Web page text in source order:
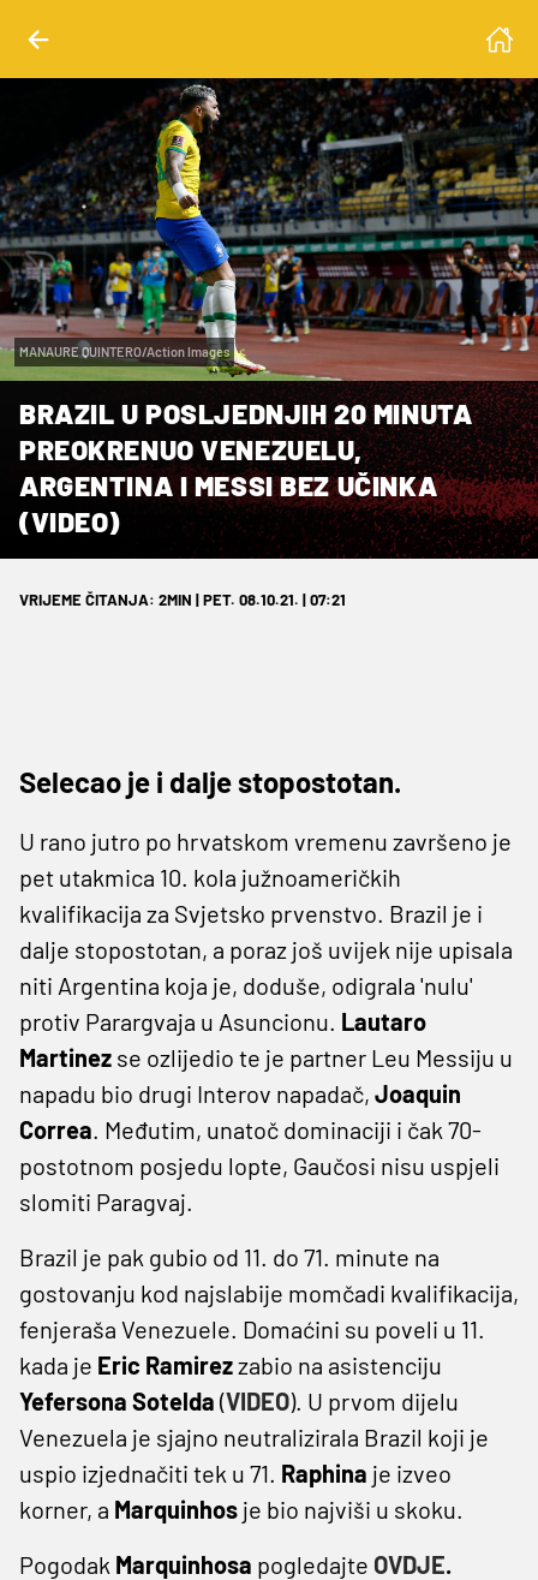
MANAURE QUINTERO/Action Images
BRAZIL U POSLJEDNJIH 20 MINUTA
PREOKRENUO VENEZUELU,
ARGENTINA I MESSI BEZ UČINKA
(VIDEO)
VRIJEME ČITANJA: 2MIN | PET. 08.10.21. | 07:21
Selecao je i dalje stopostotan.
U rano jutro po hrvatskom vremenu završeno je
pet utakmica 10. kola južnoameričkih
kvalifikacija za Svjetsko prvenstvo. Brazil je i
dalje stopostotan, a poraz još uvijek nije upisala
niti Argentina koja je, doduše, odigrala 'nulu'
protiv Parargvaja u Asuncionu. Lautaro
Martinez se ozlijedio te je partner Leu Messiju u
napadu bio drugi Interov napadač, Joaquin
Correa. Međutim, unatoč dominaciji i čak 70-
postotnom posjedu lopte, Gaučosi nisu uspjeli
slomiti Paragvaj.
Brazil je pak gubio od 11. do 71. minute na
gostovanju kod najslabije momčadi kvalifikacija,
fenjeraša Venezuele. Domaćini su poveli u 11.
kada je Eric Ramirezzabio na asistenciju
Yefersona Sotelda (VIDEO). U prvom dijelu
Venezuela je sjajno neutralizirala Brazil koji je
uspio izjednačiti tek u 71. Raphina je izveo
korner, a Marquinhos je bio najviši u skoku.
Pogodak Marquinhosa pogledajte OVDJE.